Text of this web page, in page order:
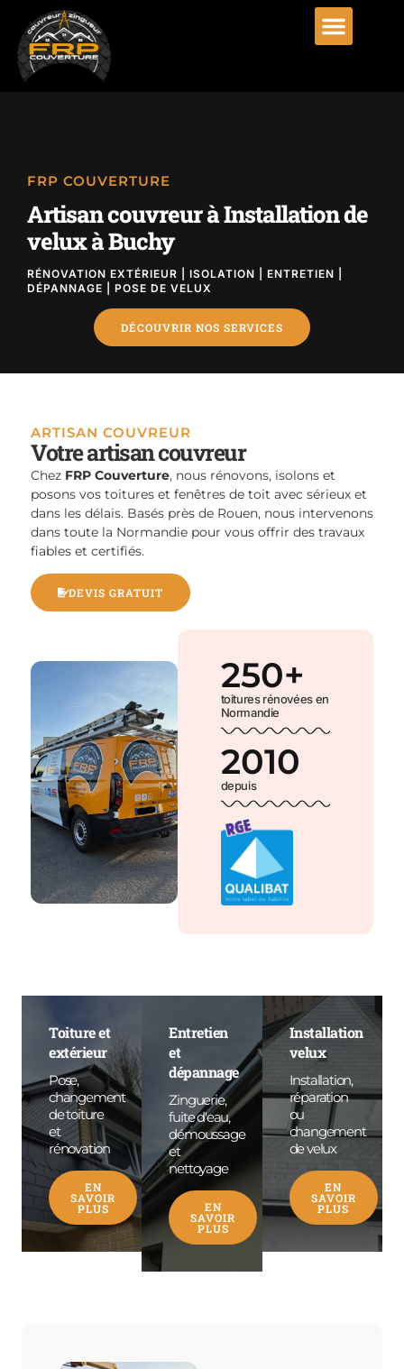
FRP COUVERTURE
Artisan couvreur à Installation de
velux à Buchy
RÉNOVATION EXTÉRIEUR | ISOLATION | ENTRETIEN |
DÉPANNAGE | POSE DE VELUX
DÉCOUVRIR NOS SERVICES
toitures rénovées en
Normandie
250+
depuis
2010
ARTISAN COUVREUR
Votre artisan couvreur
Chez FRP Couverture, nous rénovons, isolons et
posons vos toitures et fenêtres de toit avec sérieux et
dans les délais. Basés près de Rouen, nous intervenons
dans toute la Normandie pour vous offrir des travaux
fiables et certifiés.
DEVIS GRATUIT
Toiture et
extérieur
Pose,
changement
de toiture
et
rénovation
EN
SAVOIR
PLUS
Entretien
et
dépannage
Zinguerie,
fuite d'eau,
démoussage
et
nettoyage
EN
SAVOIR
PLUS
Installation
velux
Installation,
réparation
ou
changement
de velux
EN
SAVOIR
PLUS